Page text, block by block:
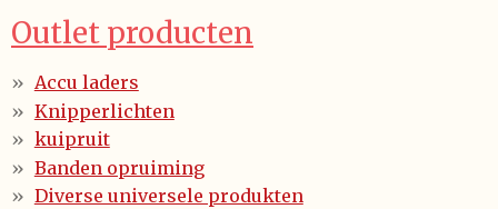
Outlet producten
Accu laders
Knipperlichten
kuipruit
Banden opruiming
Diverse universele produkten